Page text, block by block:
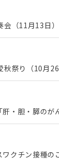
会（11月13日
秋祭り（10月
・胆・膵のが
クチン接種の